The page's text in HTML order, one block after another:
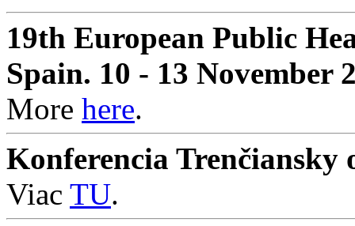
19th European Public
Spain. 10 - 13 November
More here.
Konferencia Trenčiansky
Viac TU.